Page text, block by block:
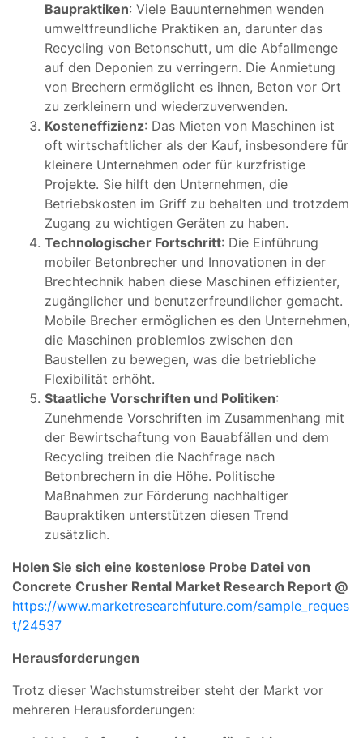
Baupraktiken: Viele Bauunternehmen wenden
umweltfreundliche Praktiken an, darunter das
Recycling von Betonschutt, um die Abfallmenge
auf den Deponien zu verringern. Die Anmietung
von Brechern ermöglicht es ihnen, Beton vor Ort
zu zerkleinern und wiederzuverwenden.
Kosteneffizienz: Das Mieten von Maschinen ist
oft wirtschaftlicher als der Kauf, insbesondere für
kleinere Unternehmen oder für kurzfristige
Projekte. Sie hilft den Unternehmen, die
Betriebskosten im Griff zu behalten und trotzdem
Zugang zu wichtigen Geräten zu haben.
Technologischer Fortschritt: Die Einführung
mobiler Betonbrecher und Innovationen in der
Brechtechnik haben diese Maschinen effizienter,
zugänglicher und benutzerfreundlicher gemacht.
Mobile Brecher ermöglichen es den Unternehmen,
die Maschinen problemlos zwischen den
Baustellen zu bewegen, was die betriebliche
Flexibilität erhöht.
Staatliche Vorschriften und Politiken:
Zunehmende Vorschriften im Zusammenhang mit
der Bewirtschaftung von Bauabfällen und dem
Recycling treiben die Nachfrage nach
Betonbrechern in die Höhe. Politische
Maßnahmen zur Förderung nachhaltiger
Baupraktiken unterstützen diesen Trend
zusätzlich.
Holen Sie sich eine kostenlose Probe Datei von
Concrete Crusher Rental Market Research Report @
https://www.marketresearchfuture.com/sample_reques
t/24537
Herausforderungen
Trotz dieser Wachstumstreiber steht der Markt vor
mehreren Herausforderungen: